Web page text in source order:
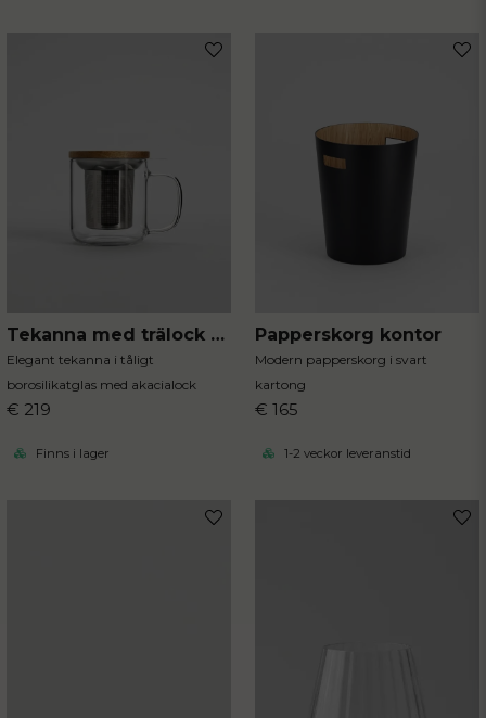
Tekanna med trälock 300 ml
Elegant tekanna i tåligt
borosilikatglas med akacialock
€ 219
Finns i lager
Papperskorg kontor
Modern papperskorg i svart
kartong
€ 165
1-2 veckor leveranstid